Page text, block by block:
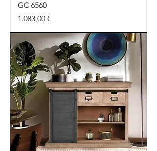
GC 6560
Preu
1.083,00 €